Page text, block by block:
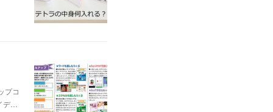
プコ
…